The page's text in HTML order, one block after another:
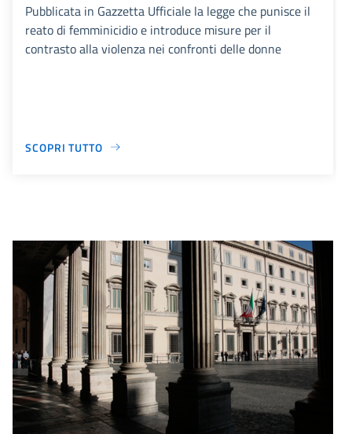
Pubblicata in Gazzetta Ufficiale la legge che punisce il
reato di femminicidio e introduce misure per il
contrasto alla violenza nei confronti delle donne
SCOPRI TUTTO